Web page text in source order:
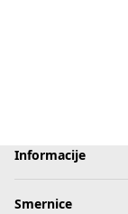
Informacije
Smernice